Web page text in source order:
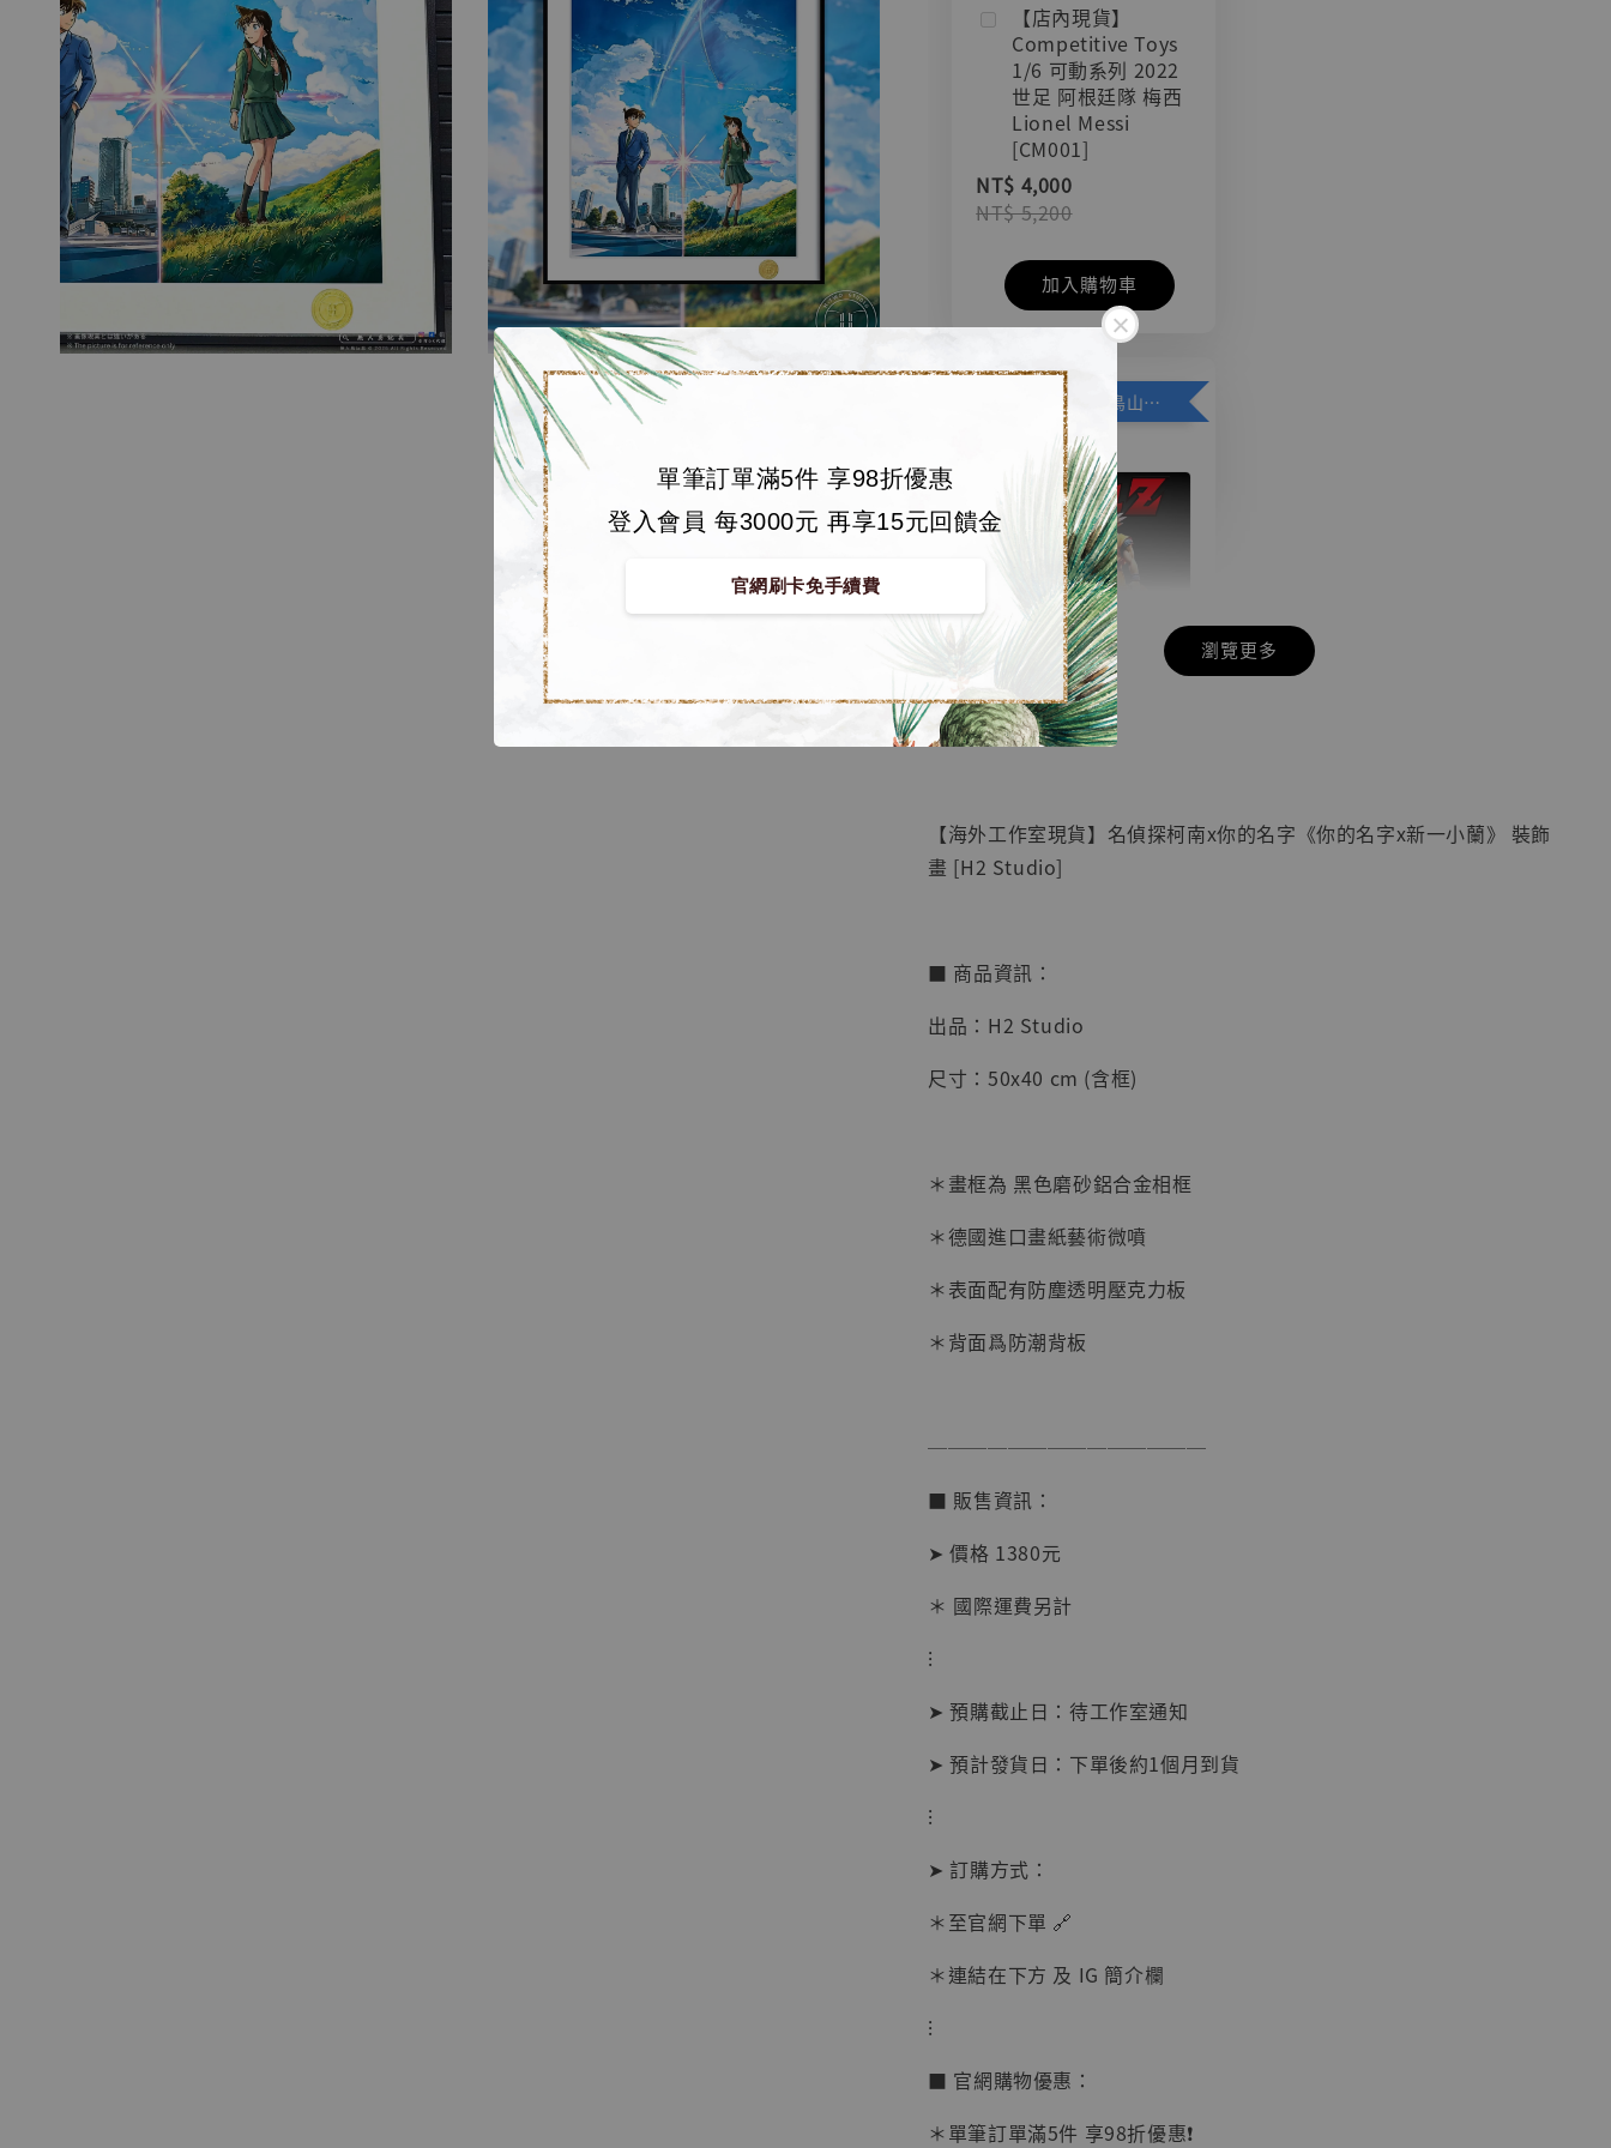
單筆訂單滿5件 享98折優惠
登入會員 每3000元 再享15元回饋金
官網刷卡免手續費
【店內現貨】
Competitive Toys
1/6 可動系列 2022
世足 阿根廷隊 梅西
Lionel Messi
[CM001]
NT$ 4,000
NT$ 5,200
加入購物車
加購優惠【悟空 鳥山明紀念款 [奇蹟工作室]】
【店內現貨】七龍珠
系列蒐藏雕像 悟空
NT$ 4,280
NT$ 5,580
- +
Studio]
NT$ 1,500
加入購物車
加購優惠【讓子彈飛 鵝城縣長 張麻子 [BK01]】
BJSTUDIO 1/6系列
可動蒐藏人偶 讓子
彈飛 鵝城縣長 張麻
瀏覽更多
🏝【無人島玩具】
【海外工作室現貨】名偵探柯南x你的名字《你的名字x新一小蘭》 裝飾
畫 [H2 Studio]
■ 商品資訊：
出品：H2 Studio
尺寸：50x40 cm (含框)
＊畫框為 黑色磨砂鋁合金相框
＊德國進口畫紙藝術微噴
＊表面配有防塵透明壓克力板
＊背面爲防潮背板
──────────────
■ 販售資訊：
➤ 價格 1380元
＊ 國際運費另計
⁝
➤ 預購截止日：待工作室通知
➤ 預計發貨日：下單後約1個月到貨
⁝
➤ 訂購方式：
＊至官網下單 🔗
＊連結在下方 及 IG 簡介欄
⁝
■ 官網購物優惠：
＊單筆訂單滿5件 享98折優惠❗️